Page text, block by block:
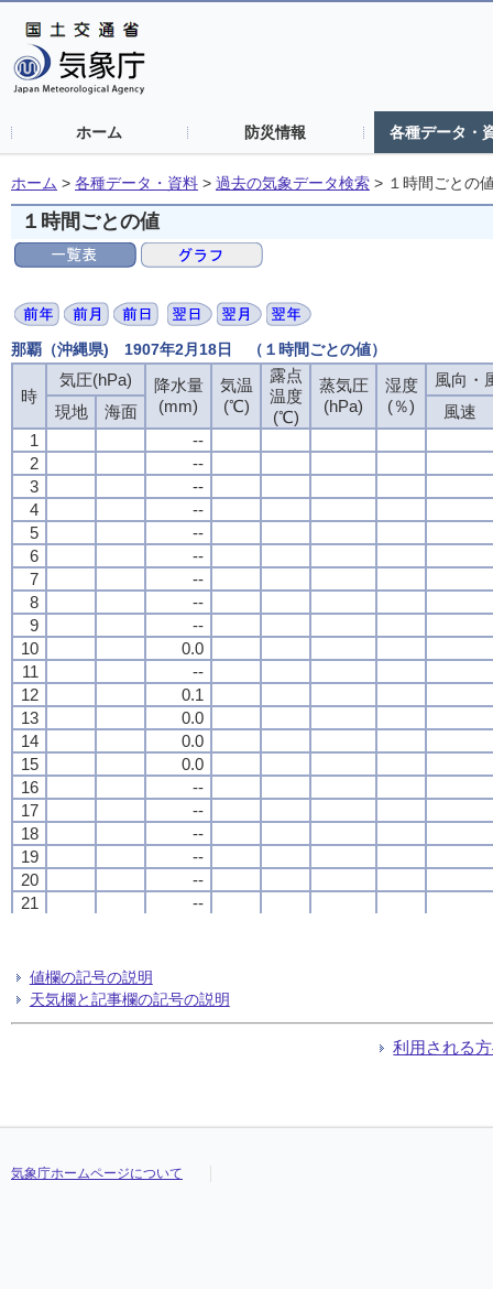
ホーム 防災情報 各種データ・
ホーム > 各種データ・資料 > 過去の気象データ検索 > １時間ごとの
１時間ごとの値
那覇（沖縄県) 1907年2月18日 （１時間ごとの値）
時
気圧(hPa)
降水量
(mm)
気温
(℃)
露点
温度
(℃)
蒸気圧
(hPa)
湿度
(％)
風向・
現地
海面
風速
1
--
2
--
3
--
4
--
5
--
6
--
7
--
8
--
9
--
10
0.0
11
--
12
0.1
13
0.0
14
0.0
15
0.0
16
--
17
--
18
--
19
--
20
--
21
--
24
時
気圧(hPa)
降水量
(mm)
気温
(℃)
露点
温度
(℃)
蒸気圧
(hPa)
湿度
(％)
風向・
現地
海面
風速
1
--
2
--
3
--
4
--
5
--
6
--
7
--
8
--
9
--
10
0.0
11
--
12
0.1
13
0.0
14
0.0
15
0.0
16
--
17
--
18
--
19
--
20
--
21
--
24
時
気圧(hPa)
降水量
(mm)
気温
(℃)
露点
温度
(℃)
蒸気圧
(hPa)
湿度
(％)
風向・
現地
海面
風速
1
--
2
--
3
--
4
--
5
--
6
--
7
--
8
--
9
--
10
0.0
11
--
12
0.1
13
0.0
14
0.0
15
0.0
16
--
17
--
18
--
19
--
20
--
21
--
24
時
気圧(hPa)
降水量
(mm)
気温
(℃)
露点
温度
(℃)
蒸気圧
(hPa)
湿度
(％)
風向・
現地
海面
風速
1
--
2
--
3
--
4
--
5
--
6
--
7
--
8
--
9
--
10
0.0
11
--
12
0.1
13
0.0
14
0.0
15
0.0
16
--
17
--
18
--
19
--
20
--
21
--
24
値欄の記号の説明
天気欄と記事欄の記号の説明
利用される
気象庁ホームページについて